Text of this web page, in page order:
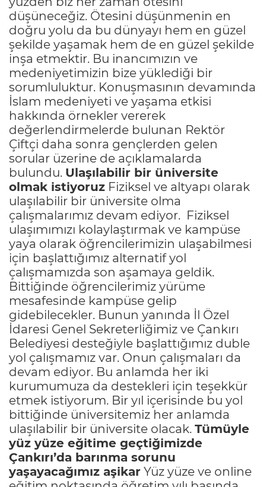
düşüneceğiz. Ötesini düşünmenin en
doğru yolu da bu dünyayı hem en güzel
şekilde yaşamak hem de en güzel şekilde
inşa etmektir. Bu inancımızın ve
medeniyetimizin bize yüklediği bir
sorumluluktur. Konuşmasının devamında
İslam medeniyeti ve yaşama etkisi
hakkında örnekler vererek
değerlendirmelerde bulunan Rektör
Çiftçi daha sonra gençlerden gelen
sorular üzerine de açıklamalarda
bulundu. Ulaşılabilir bir üniversite
olmak istiyoruz Fiziksel ve altyapı olarak
ulaşılabilir bir üniversite olma
çalışmalarımız devam ediyor. Fiziksel
ulaşımımızı kolaylaştırmak ve kampüse
yaya olarak öğrencilerimizin ulaşabilmesi
için başlattığımız alternatif yol
çalışmamızda son aşamaya geldik.
Bittiğinde öğrencilerimiz yürüme
mesafesinde kampüse gelip
gidebilecekler. Bunun yanında İl Özel
İdaresi Genel Sekreterliğimiz ve Çankırı
Belediyesi desteğiyle başlattığımız duble
yol çalışmamız var. Onun çalışmaları da
devam ediyor. Bu anlamda her iki
kurumumuza da destekleri için teşekkür
etmek istiyorum. Bir yıl içerisinde bu yol
bittiğinde üniversitemiz her anlamda
ulaşılabilir bir üniversite olacak. Tümüyle
yüz yüze eğitime geçtiğimizde
Çankırı’da barınma sorunu
yaşayacağımız aşikar Yüz yüze ve online